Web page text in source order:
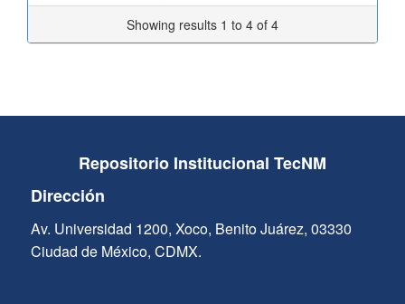
Showing results 1 to 4 of 4
Repositorio Institucional TecNM
Dirección
Av. Universidad 1200, Xoco, Benito Juárez, 03330
Ciudad de México, CDMX.